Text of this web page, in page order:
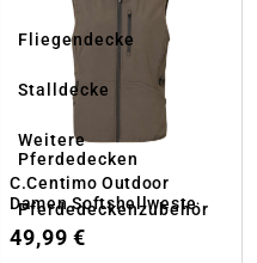
Fliegendecke
Stalldecke
Weitere
Pferdedecken
Pferdedeckenzubehör
C.Centimo Outdoor
Damen Softshellweste
49,99 €